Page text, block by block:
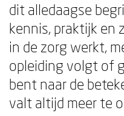
dit alledaagse
kennis, praktijk en
in de zorg werkt,
opleiding volgt of
bent naar de
valt altijd meer te